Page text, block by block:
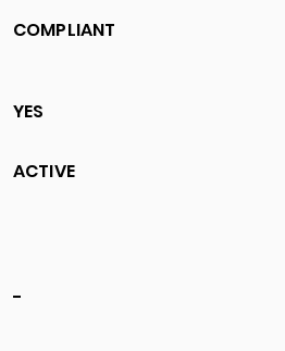
COMPLIANT
YES
ACTIVE
-